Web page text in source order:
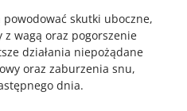
skutki uboczne,
wagą oraz pogorszenie
działania niepożądane
oraz zaburzenia snu,
dnia.